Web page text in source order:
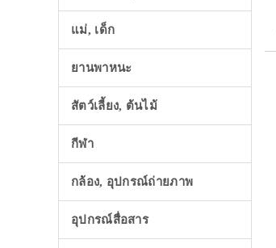
แม่, เด็ก
ยานพาหนะ
สัตว์เลี้ยง, ต้นไม้
กีฬา
กล้อง, อุปกรณ์ถ่ายภาพ
อุปกรณ์สื่อสาร